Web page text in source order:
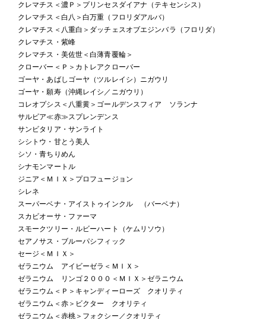
クレマチス＜濃Ｐ＞プリンセスダイアナ（テキセンシス）
クレマチス＜白八＞白万重（フロリダアルバ）
クレマチス＜八重白＞ダッチェスオブエジンバラ（フロリダ）
クレマチス・紫峰
クレマチス・美佐世＜白薄青覆輪＞
クローバー＜Ｐ＞カトレアクローバー
ゴーヤ・あばしゴーヤ（ツルレイシ）ニガウリ
ゴーヤ・願寿（沖縄レイシ／ニガウリ）
コレオプシス＜八重黄＞ゴールデンスフィア ソランナ
サルビア≪赤≫スプレンデンス
サンビタリア・サンライト
シシトウ・甘とう美人
シソ・青ちりめん
シナモンマートル
ジニア＜ＭＩＸ＞プロフュージョン
シレネ
スーパーベナ・アイストゥインクル （バーベナ）
スカビオーサ・ファーマ
スモークツリー・ルビーハート（ケムリソウ）
セアノサス・ブルーパシフィック
セージ＜ＭＩＸ＞
ゼラニウム アイビーゼラ＜ＭＩＸ＞
ゼラニウム リンゴ２０００＜ＭＩＸ＞ゼラニウム
ゼラニウム＜Ｐ＞キャンディーローズ クオリティ
ゼラニウム＜赤＞ビクター クオリティ
ゼラニウム＜赤桃＞フォクシー／クオリティ